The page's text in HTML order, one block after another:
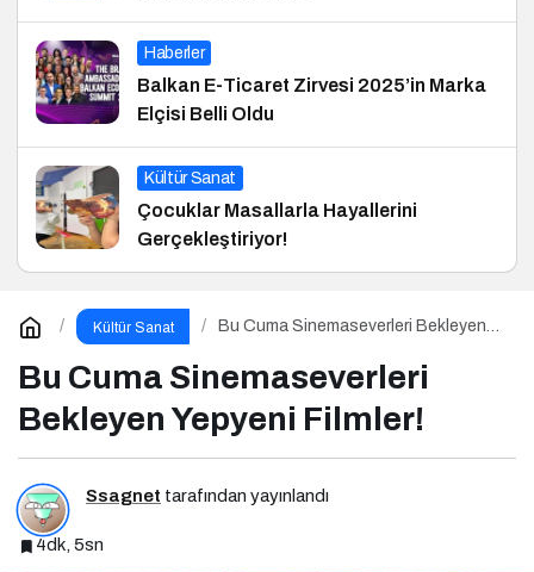
Haberler
Balkan E-Ticaret Zirvesi 2025’in Marka
Elçisi Belli Oldu
Kültür Sanat
Çocuklar Masallarla Hayallerini
Gerçekleştiriyor!
Kültür Sanat
Bu Cuma Sinemaseverleri Bekleyen
Bu Cuma Sinemaseverleri
Bekleyen Yepyeni Filmler!
Ssagnet tarafından yayınlandı
4dk, 5sn